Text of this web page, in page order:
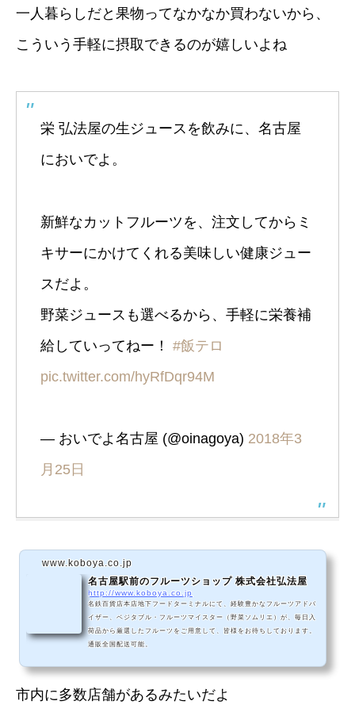
一人暮らしだと果物ってなかなか買わないから、
こういう手軽に摂取できるのが嬉しいよね
栄 弘法屋の生ジュースを飲みに、名古屋
においでよ。
新鮮なカットフルーツを、注文してからミ
キサーにかけてくれる美味しい健康ジュー
スだよ。
野菜ジュースも選べるから、手軽に栄養補
給していってねー！ #飯テロ
pic.twitter.com/hyRfDqr94M
— おいでよ名古屋 (@oinagoya) 2018年3
月25日
www.koboya.co.jp
名古屋駅前のフルーツショップ 株式会社弘法屋
http://www.koboya.co.jp
名鉄百貨店本店地下フードターミナルにて、経験豊かなフルーツアドバ
イザー、ベジタブル・フルーツマイスター（野菜ソムリエ）が、毎日入
荷品から厳選したフルーツをご用意して、皆様をお待ちしております。
通販全国配送可能。
市内に多数店舗があるみたいだよ